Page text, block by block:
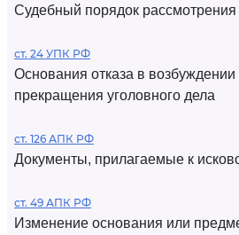
Судебный порядок
ст. 24 УПК РФ
Основания отказа в возбуждении
прекращения уголовного дела
ст. 126 АПК РФ
Документы, прилагаемые к
ст. 49 АПК РФ
Изменение основания или